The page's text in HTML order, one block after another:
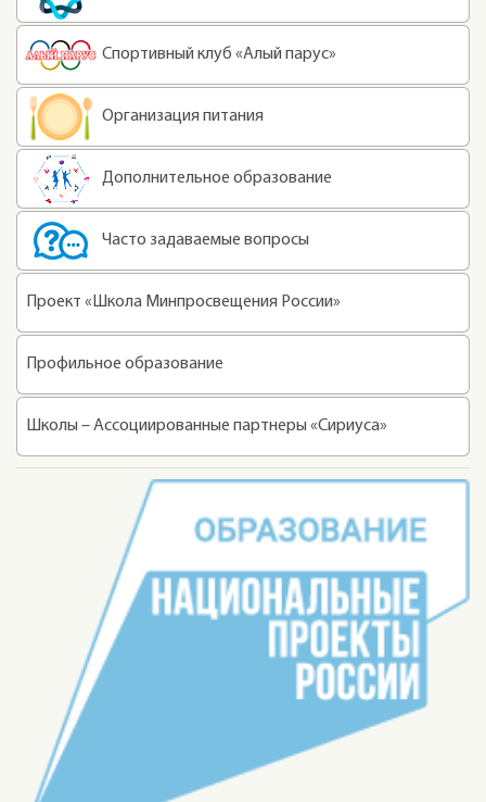
Спортивный клуб «Алый парус»
Организация питания
Дополнительное образование
Часто задаваемые вопросы
Проект «Школа Минпросвещения России»
Профильное образование
Школы – Ассоциированные партнеры «Сириуса»